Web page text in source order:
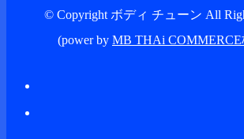
© Copyright ボディ チューン All
(power by MB THAi